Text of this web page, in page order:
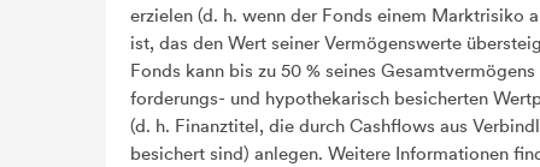
erzielen (d. h. wenn der Fonds einem Marktrisiko
ist, das den Wert seiner Vermögenswerte
Fonds kann bis zu 50 % seines Gesamtvermögens
forderungs- und hypothekarisch besicherten
(d. h. Finanztitel, die durch Cashflows aus
besichert sind) anlegen. Weitere Informationen